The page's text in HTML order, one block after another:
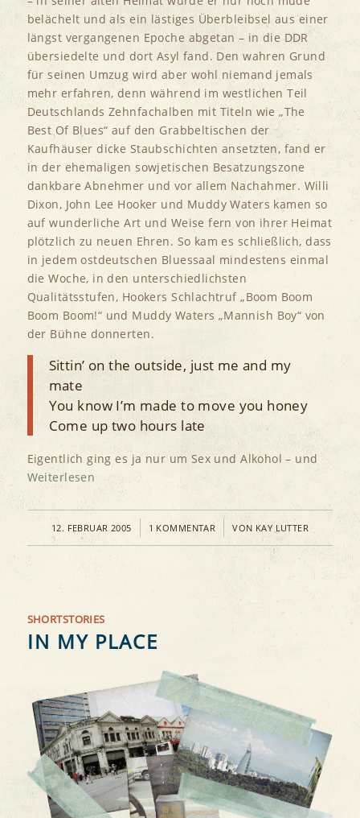
belächelt und als ein lästiges Überbleibsel aus einer
längst vergangenen Epoche abgetan – in die DDR
übersiedelte und dort Asyl fand. Den wahren Grund
für seinen Umzug wird aber wohl niemand jemals
mehr erfahren, denn während im westlichen Teil
Deutschlands Zehnfachalben mit Titeln wie „The
Best Of Blues“ auf den Grabbeltischen der
Kaufhäuser dicke Staubschichten ansetzten, fand er
in der ehemaligen sowjetischen Besatzungszone
dankbare Abnehmer und vor allem Nachahmer. Willi
Dixon, John Lee Hooker und Muddy Waters kamen so
auf wunderliche Art und Weise fern von ihrer Heimat
plötzlich zu neuen Ehren. So kam es schließlich, dass
in jedem ostdeutschen Bluessaal mindestens einmal
die Woche, in den unterschiedlichsten
Qualitätsstufen, Hookers Schlachtruf „Boom Boom
Boom Boom!“ und Muddy Waters „Mannish Boy“ von
der Bühne donnerten.
Sittin’ on the outside, just me and my
mate
You know I’m made to move you honey
Come up two hours late
Eigentlich ging es ja nur um Sex und Alkohol – und
Weiterlesen
12. FEBRUAR 2005
/ 1 KOMMENTAR
/ VON KAY LUTTER
SHORTSTORIES
IN MY PLACE